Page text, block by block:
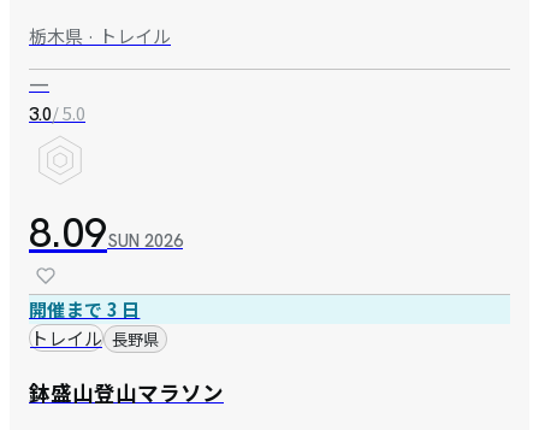
栃木県 · トレイル
—
3.0/ 5.0
8.09SUN 2026
開催まで 3 日
トレイル 長野県
鉢盛山登山マラソン